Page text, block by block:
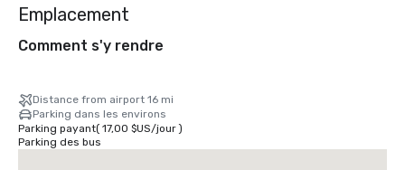
Emplacement
Comment s'y rendre
Distance from airport 16 mi
Parking dans les environs
Parking payant( 17,00 $US/jour)
Parking des bus